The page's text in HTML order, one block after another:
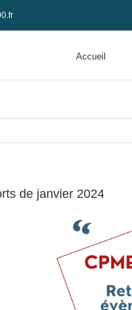
Accueil
de janvier 2024